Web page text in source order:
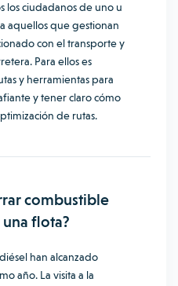
los ciudadanos de uno u
aquellos que gestionan
con el transporte y
Para ellos es
y herramientas para
y tener claro cómo
de rutas.
combustible
flota?
han alcanzado
año. La visita a la